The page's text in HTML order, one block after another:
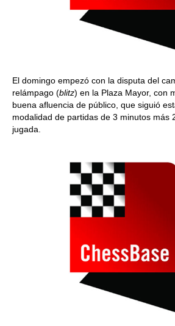
El domingo empezó con la disputa del
relámpago (blitz) en la Plaza Mayor, con
buena afluencia de público, que siguió
modalidad de partidas de 3 minutos más
jugada.